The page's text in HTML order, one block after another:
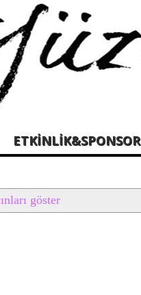
ETKİNLİK&SPONSOR
göster